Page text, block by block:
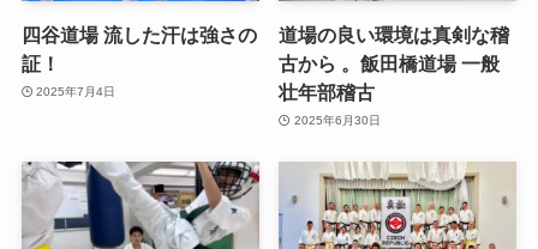
四谷道場 流した汗は強さの
証！
2025年7月4日
道場の良い環境は真剣な稽
古から 。飯田橋道場 一般
壮年部稽古
2025年6月30日